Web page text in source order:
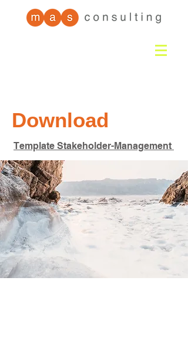
Download
Template Stakeholder-Management